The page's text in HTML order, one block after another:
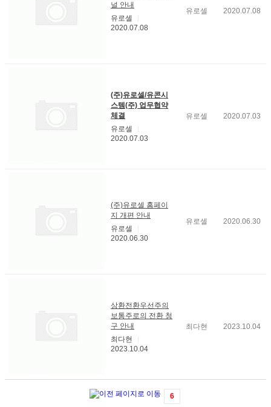
널 안내
유로셀
2020.07.08
유로셀 2020.07.08
(주)유로셀/유콘시
스템(주) 업무협약
체결
유로셀
2020.07.03
유로셀 2020.07.03
(주)유로셀 홈페이
지 개편 안내
유로셀
2020.06.30
유로셀 2020.06.30
상환전환우선주의
보통주로의 전환 청
구 안내
최다현
2023.10.04
최다현 2023.10.04
6